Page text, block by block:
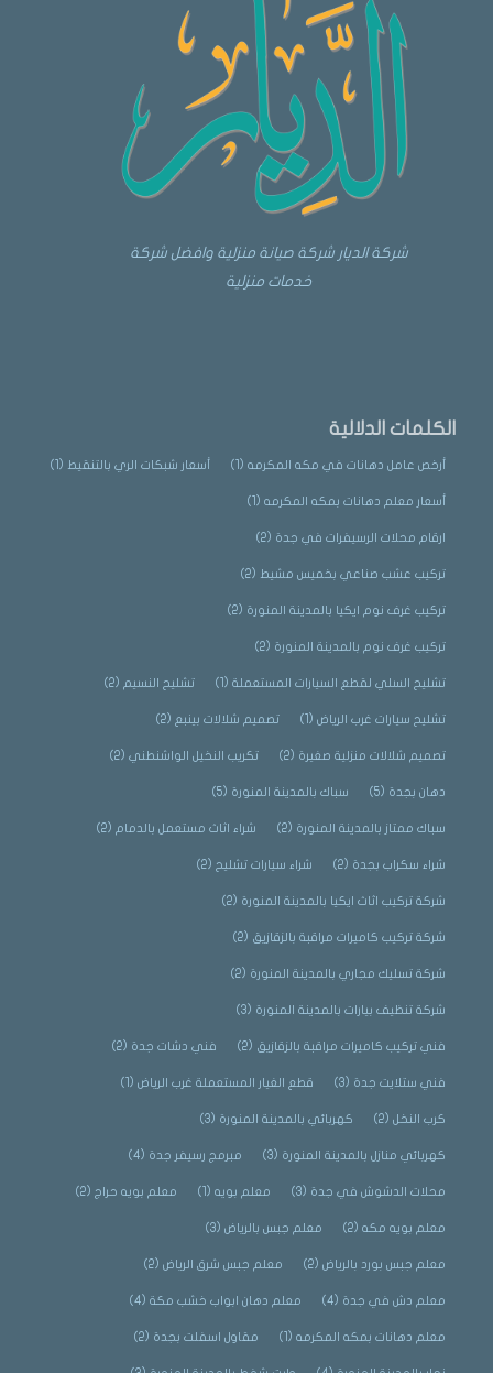
شركة الديار شركة صيانة منزلية وافضل شركة
خدمات منزلية
الكلمات الدلالية
أرخص عامل دهانات في مكه المكرمه(1) أسعار شبكات الري بالتنقيط (1)
أسعار معلم دهانات بمكه المكرمه(1)
ارقام محلات الرسيفرات في جدة (2)
تركيب عشب صناعي بخميس مشيط (2)
تركيب غرف نوم ايكيا بالمدينة المنورة (2)
تركيب غرف نوم بالمدينة المنورة (2)
تشليح السلي لقطع السيارات المستعملة(1) تشليح النسيم (2)
تشليح سيارات غرب الرياض(1) تصميم شلالات بينبع (2)
تصميم شلالات منزلية صغيرة (2) تكريب النخيل الواشنطني(2)
دهان بجدة (5) سباك بالمدينة المنورة (5)
سباك ممتاز بالمدينة المنورة (2) شراء اثاث مستعمل بالدمام (2)
شراء سكراب بجدة (2) شراء سيارات تشليح (2)
شركة تركيب اثاث ايكيا بالمدينة المنورة (2)
شركة تركيب كاميرات مراقبة بالزقازيق (2)
شركة تسليك مجاري بالمدينة المنورة (2)
شركة تنظيف بيارات بالمدينة المنورة (3)
فني تركيب كاميرات مراقبة بالزقازيق (2) فني دشات جدة (2)
فني ستلايت جدة (3) قطع الغيار المستعملة غرب الرياض(1)
كرب النخل(2) كهربائي بالمدينة المنورة (3)
كهربائي منازل بالمدينة المنورة (3) مبرمج رسيفر جدة (4)
محلات الدشوش في جدة (3) معلم بويه(1) معلم بويه حراج (2)
معلم بويه مكه(2) معلم جبس بالرياض(3)
معلم جبس بورد بالرياض(2) معلم جبس شرق الرياض(2)
معلم دش في جدة (4) معلم دهان ابواب خشب مكة(4)
معلم دهانات بمكه المكرمه(1) مقاول اسفلت بجدة (2)